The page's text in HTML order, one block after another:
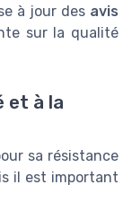
à jour des avis
sur la qualité
et à la
sa résistance
il est important